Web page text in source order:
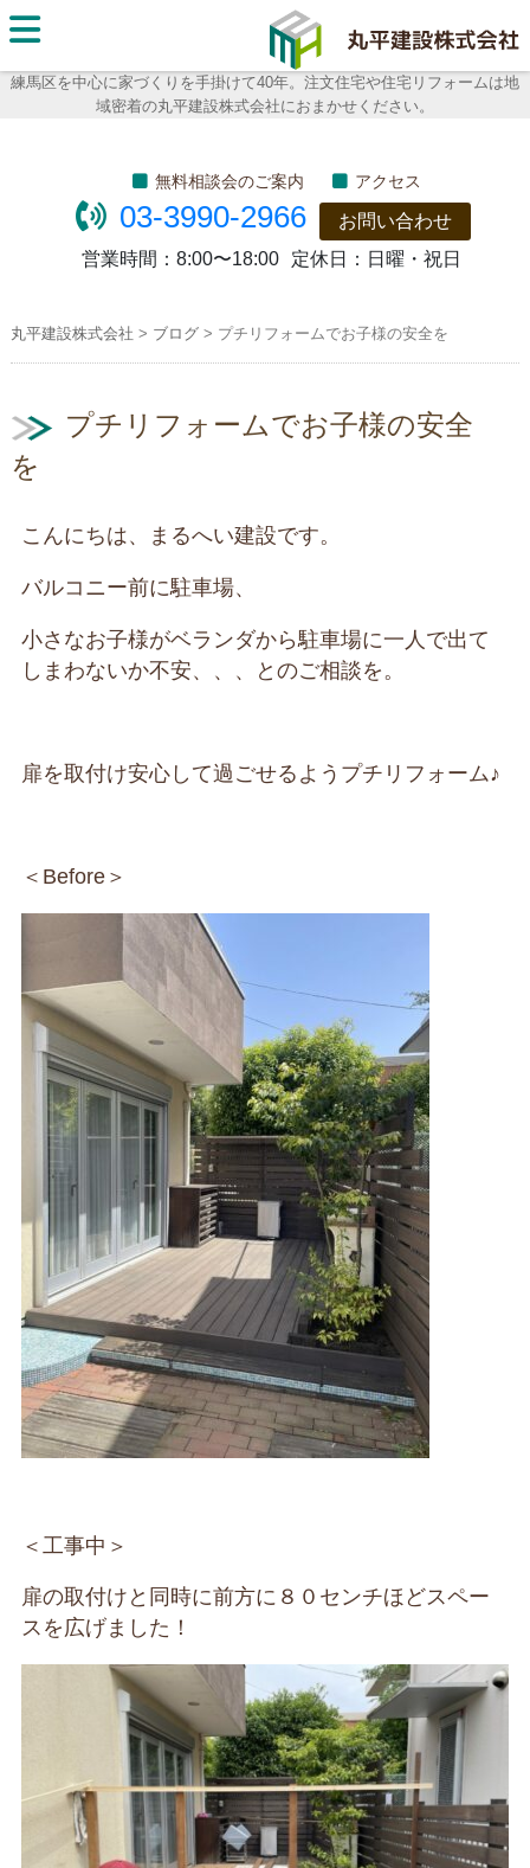
練馬区を中心に家づくりを手掛けて40年。注文住宅や住宅リフォームは地
域密着の丸平建設株式会社におまかせください。
丸平建
設株式
無料相談会のご案内 アクセス
03-3990-2966
お問い合わせ
営業時間： 8:00〜18:00 定休日： 日曜・祝日
丸平建設株式会社 > ブログ> プチリフォームでお子様の安全を
プチリフォームでお子様の安全
を
こんにちは、まるへい建設です。
バルコニー前に駐車場、
小さなお子様がベランダから駐車場に一人で出て
しまわないか不安、、、とのご相談を。
扉を取付け安心して過ごせるようプチリフォーム♪
＜Before＞
＜工事中＞
扉の取付けと同時に前方に８０センチほどスペー
スを広げました！